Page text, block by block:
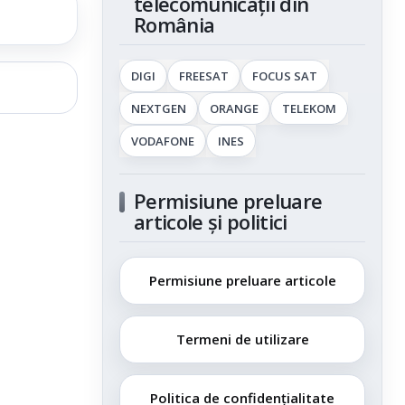
România
DIGI FREESAT
FOCUS SAT
NEXTGEN
ORANGE
TELEKOM
VODAFONE
INES
Permisiune preluare
articole și politici
Permisiune preluare articole
Termeni de utilizare
Politica de confidențialitate